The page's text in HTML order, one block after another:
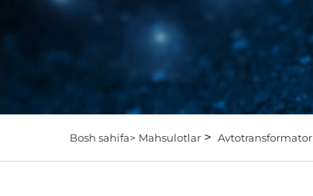
Bosh sahifa> Mahsulotlar > Avtotransformator